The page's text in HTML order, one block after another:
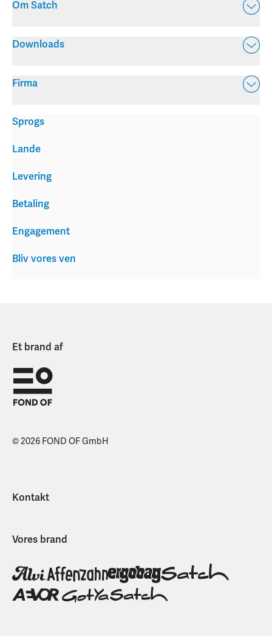
Om Satch
Downloads
Firma
Levering
Betaling
Engagement
Bliv vores ven
Sprogs
Lande
Et brand af
© 2026 FOND OF GmbH
Kontakt
Vores brand